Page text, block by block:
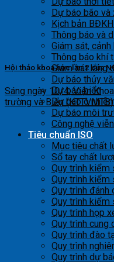
Dự báo bão
Kịch bản
Thông báo và
Giám sát, cảnh
Thông báo khí
Giám sát lắng
Dự báo thủy
Dự báo biển
Dự báo ô
Dự báo môi
Công nghệ
Tiêu chuẩn ISO
Mục tiêu chất
Sổ tay chất
Quy trình kiểm
Quy trình kiểm
Quy trình đánh
Quy trình kiểm
Quy trình họp
Quy trình cung
Quy trình đào
Quy trình
Quy trình dự
Hội thảo khoa học lần 2 của
Sáng ngày 10/4, Viện
trường và Biển (KTTVMTB)